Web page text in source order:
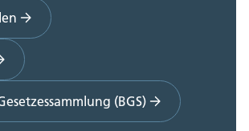
(BGS)